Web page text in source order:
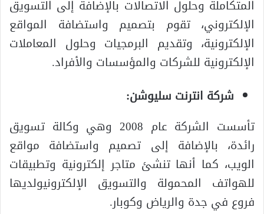
المتكاملة وحلول الاتصالات بالإضافة إلى التسويق
الإلكتروني، تقوم بتصميم واستضافة المواقع
الإلكترونية، وتقديم البرمجيات وحلول المعاملات
الإلكترونية للشركات والمؤسسات والأفراد.
شركة انترنت سليوشن:
تأسست الشركة عام 2008 وهي وكالة تسويق
رائدة، بالإضافة إلى تصميم واستضافة مواقع
الويب، كما أنها تنشئ متاجر إلكترونية وتطبيقات
للهواتف المحمولة والتسويق الإلكترونيولديها
فروع في جدة والرياض وكوبار.